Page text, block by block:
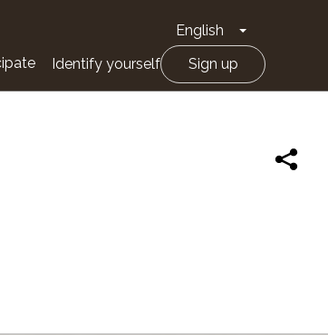
English Toggle
Identify yourself Sign up